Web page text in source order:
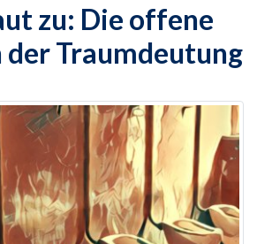
zu: Die offene
Traumdeutung